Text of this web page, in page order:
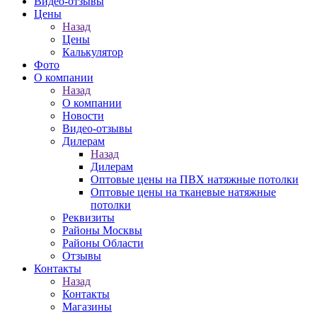
Цены
Назад
Цены
Калькулятор
Фото
О компании
Назад
О компании
Новости
Видео-отзывы
Дилерам
Назад
Дилерам
Оптовые цены на ПВХ натяжные потолки
Оптовые цены на тканевые натяжные
потолки
Реквизиты
Районы Москвы
Районы Области
Отзывы
Контакты
Назад
Контакты
Магазины